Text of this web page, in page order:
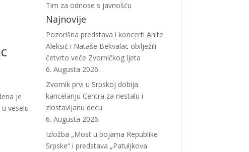
je
veselu
Tim za odnose s javnošću
Najnovije
Pozorišna predstava i koncerti Anite
Aleksić i Nataše Bekvalac obilježili
četvrto veče Zvorničkog ljeta
6. Augusta 2026.
Zvornik prvi u Srpskoj dobija
kancelariju Centra za nestalu i
zlostavljanu decu
6. Augusta 2026.
Izložba „Most u bojama Republike
Srpske“ i predstava „Patuljkova